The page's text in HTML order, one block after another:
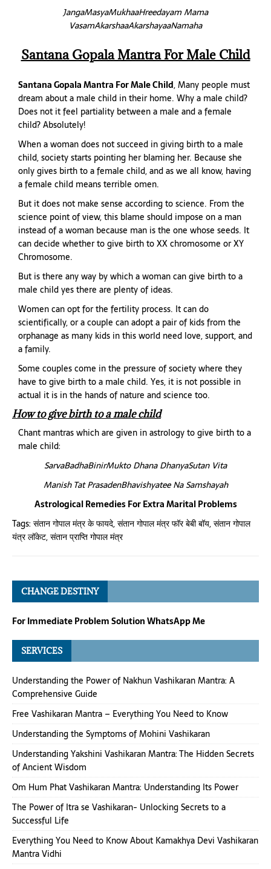
JangaMasyaMukhaaHreedayam Mama
VasamAkarshaaAkarshayaaNamaha
Santana Gopala Mantra For Male Child
Santana Gopala Mantra For Male Child, Many people must
dream about a male child in their home. Why a male child?
Does not it feel partiality between a male and a female
child? Absolutely!
When a woman does not succeed in giving birth to a male
child, society starts pointing her blaming her. Because she
only gives birth to a female child, and as we all know, having
a female child means terrible omen.
But it does not make sense according to science. From the
science point of view, this blame should impose on a man
instead of a woman because man is the one whose seeds. It
can decide whether to give birth to XX chromosome or XY
Chromosome.
But is there any way by which a woman can give birth to a
male child yes there are plenty of ideas.
Women can opt for the fertility process. It can do
scientifically, or a couple can adopt a pair of kids from the
orphanage as many kids in this world need love, support, and
a family.
Some couples come in the pressure of society where they
have to give birth to a male child. Yes, it is not possible in
actual it is in the hands of nature and science too.
How to give birth to a male child
Chant mantras which are given in astrology to give birth to a
male child:
SarvaBadhaBinirMukto Dhana DhanyaSutan Vita
Manish Tat PrasadenBhavishyatee Na Samshayah
Astrological Remedies For Extra Marital Problems
Tags: संतान गोपाल मंत्र के फायदे,संतान गोपाल मंत्र फॉर बेबी बॉय,संतान गोपाल
यंत्र लॉकेट,संतान प्राप्ति गोपाल मंत्र
CHANGE DESTINY
For Immediate Problem Solution WhatsApp Me
SERVICES
Understanding the Power of Nakhun Vashikaran Mantra: A
Comprehensive Guide
Free Vashikaran Mantra – Everything You Need to Know
Understanding the Symptoms of Mohini Vashikaran
Understanding Yakshini Vashikaran Mantra: The Hidden Secrets
of Ancient Wisdom
Om Hum Phat Vashikaran Mantra: Understanding Its Power
The Power of Itra se Vashikaran- Unlocking Secrets to a
Successful Life
Everything You Need to Know About Kamakhya Devi Vashikaran
Mantra Vidhi